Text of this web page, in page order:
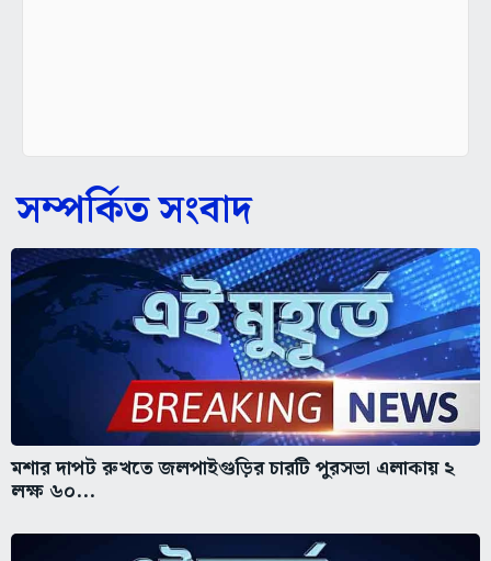
সম্পর্কিত সংবাদ
মশার দাপট রুখতে জলপাইগুড়ির চারটি পুরসভা এলাকায় ২
লক্ষ ৬০...